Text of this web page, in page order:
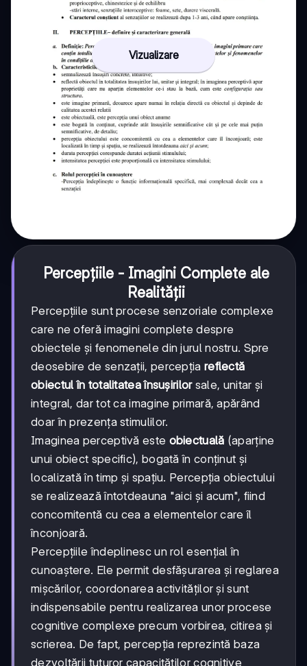
Vizualizare
Percepțiile - Imagini Complete ale
Realității
Percepțiile sunt procese senzoriale complexe
care ne oferă imagini complete despre
obiectele și fenomenele din jurul nostru. Spre
deosebire de senzații, percepția reflectă
obiectul în totalitatea însușirilorsale, unitar și
integral, dar tot ca imagine primară, apărând
doar în prezența stimulilor.
Imaginea perceptivă este obiectuală (aparține
unui obiect specific), bogată în conținut și
localizată în timp și spațiu. Percepția obiectului
se realizează întotdeauna "aici și acum", fiind
concomitentă cu cea a elementelor care îl
înconjoară.
Percepțiile îndeplinesc un rol esențial în
cunoaștere. Ele permit desfășurarea și reglarea
mișcărilor, coordonarea activităților și sunt
indispensabile pentru realizarea unor procese
cognitive complexe precum vorbirea, citirea și
scrierea. De fapt, percepția reprezintă baza
dezvoltării tuturor capacităților cognitive